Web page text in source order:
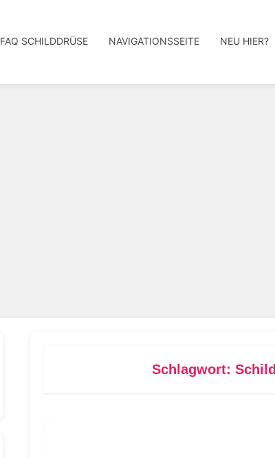
FAQ SCHILDDRÜSE NAVIGATIONSSEITE NEU HIER?
Schlagwort: